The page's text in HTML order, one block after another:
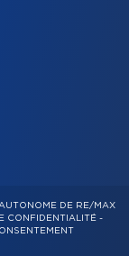
DE RE/MAX
CONFIDENTIALITÉ -